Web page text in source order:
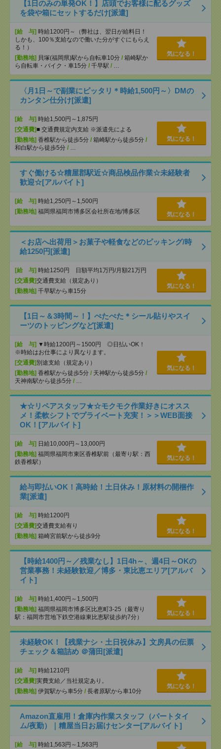
【1日のみの単発OK！】店頭でお客様に配るグッズ
を袋や箱にセットするだけ[派遣]
[給 与] 時給1200円～（弊社は、翌日が給料日！
しかも、100％支給なので働いた分がすぐにもらえ
る！）
[勤務地] 貝塚(福岡県)駅から自転車10分 / 箱崎駅か
ら自転車・バイク・車15分 / 千早駅 / …
気になる！
〈月1日～で副業にピッタリ＊時給1,500円～〉DMの
カンタン仕分け[派遣]
[給 与] 時給1,500円～1,875円
[交通費]■ 交通費規定内支給 ※派遣先による
[勤務地] 香椎駅から徒歩5分 / 箱崎駅から徒歩5分 /
和白駅から徒歩5分 / …
気になる！
すぐ働ける☆糟屋郡駅近☆商品検品作業☆未経験者
歓迎☆[アルバイト]
[給 与] 時給1,250円～1,500円
[勤務地] 福岡県福岡市博多区会社所在地/博多区 気になる！
＜お店へ出荷用＞お菓子や軽食などのピッキング/時
給1250円[派遣]
[給 与] 時給1250円 日額平均1万円/月額21万円
[交通費]交通費支給（規定あり）
[勤務地] 千早駅から車15分
気になる！
【1日～＆3時間～！】ぺたぺた＊シール貼りやスイ
ーツのトッピングなど[派遣]
[給 与] ▼時給1200円～1500円 ◎日払いOK！
※時給はお仕事により異なります。
[交通費] 別途支給（規定あり）
[勤務地] 香椎駅から徒歩5分 / 天神駅から徒歩5分 /
天神南駅から徒歩5分 / …
気になる！
★☆リペアスタッフ★☆モクモク作業好きにオスス
メ！柔軟シフトでプライベート充実！＞＞WEB面接
OK！[アルバイト]
[給 与] 日給10,000円～13,000円
[勤務地] 福岡県福岡市東区香椎駅前（最寄り駅：西
鉄香椎駅）
気になる！
給与即払いOK！高時給！土日休み！原材料の開梱作
業[派遣]
[給 与] 時給1200円
[交通費]交通費支給有り
[勤務地] 箱崎宮前駅から徒歩9分
気になる！
【時給1400円～／残業なし】1日4h～、週4日～OKの
営業事務！未経験歓迎／博多・東比恵エリア[アルバ
イト]
[給 与] 時給1,400円～1,500円
[勤務地] 福岡県福岡市博多区比恵町3-25（最寄り
駅：福岡市営地下鉄空港線東比恵駅徒歩約7分）
気になる！
未経験OK！【残業ナシ・土日祝休み】文房具の伝票
チェック＆箱詰め ＠蒲田[派遣]
[給 与] 時給1210円
[交通費]実費支給／当社規定あり。
[勤務地] 伊賀駅から車5分 / 長者原駅から車10分
気になる！
Amazon直雇用！倉庫内作業スタッフ（パートタイ
ム/夜勤）｜糟屋当日お届けセンター[アルバイト]
[給 与] 時給1,563円～1,563円